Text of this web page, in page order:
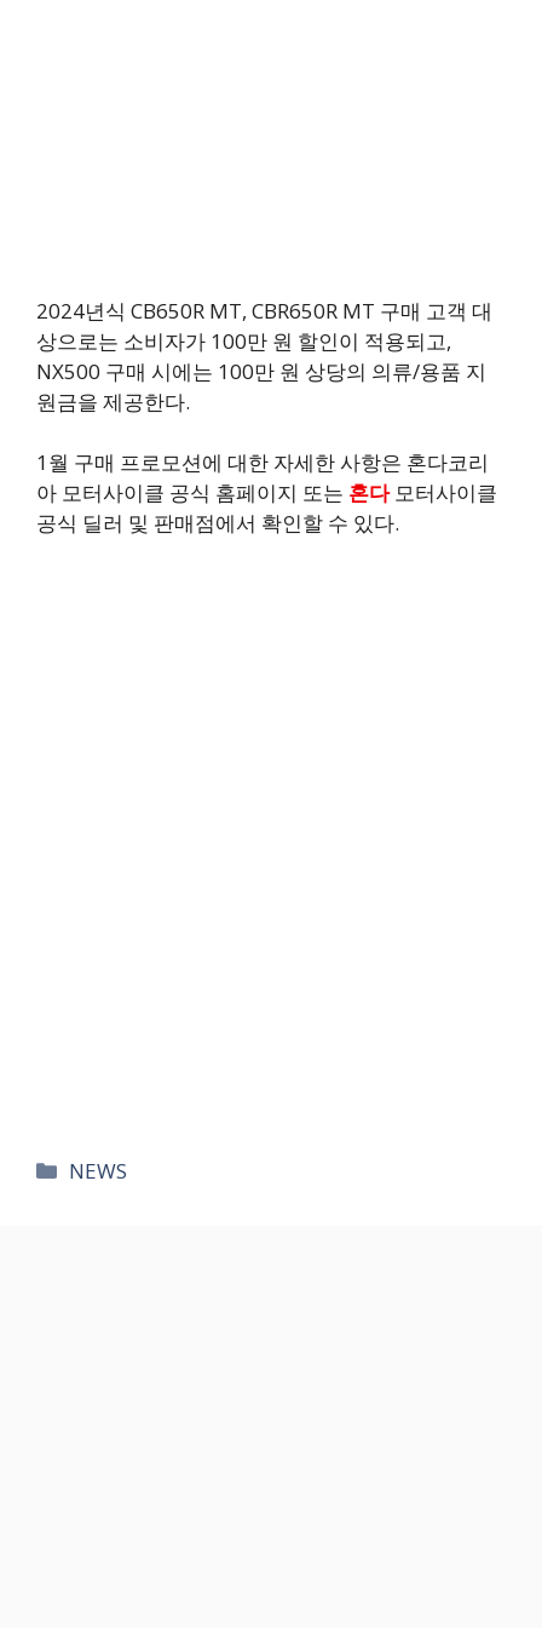
2024년식 CB650R MT, CBR650R MT 구매 고객 대
상으로는 소비자가 100만 원 할인이 적용되고,
NX500 구매 시에는 100만 원 상당의 의류/용품 지
원금을 제공한다.
1월 구매 프로모션에 대한 자세한 사항은 혼다코리
아 모터사이클 공식 홈페이지 또는 혼다모터사이클
공식 딜러 및 판매점에서 확인할 수 있다.
카
NEWS